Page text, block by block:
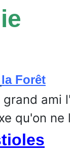
la Forêt
ami
qu'on ne